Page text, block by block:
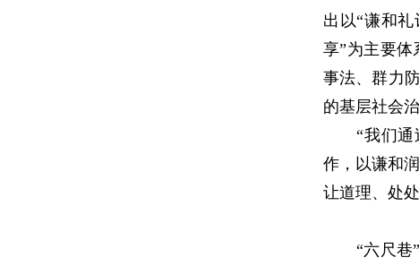
出以“谦和
享”为主要体
事法、群力
的基层社会
“我们通过
作，以谦和
让道理、处
“六尺巷”